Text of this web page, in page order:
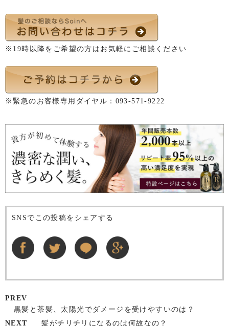
※19時以降をご希望の方はお気軽にご相談ください
※緊急のお客様専用ダイヤル： 093-571-9222
SNSでこの投稿をシェアする
PREV
黒髪と茶髪、太陽光でダメージを受けやすいのは？
NEXT
髪がチリチリになるのは何故なの？